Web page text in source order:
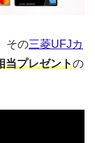
その三菱UFJカ
当プレゼントの